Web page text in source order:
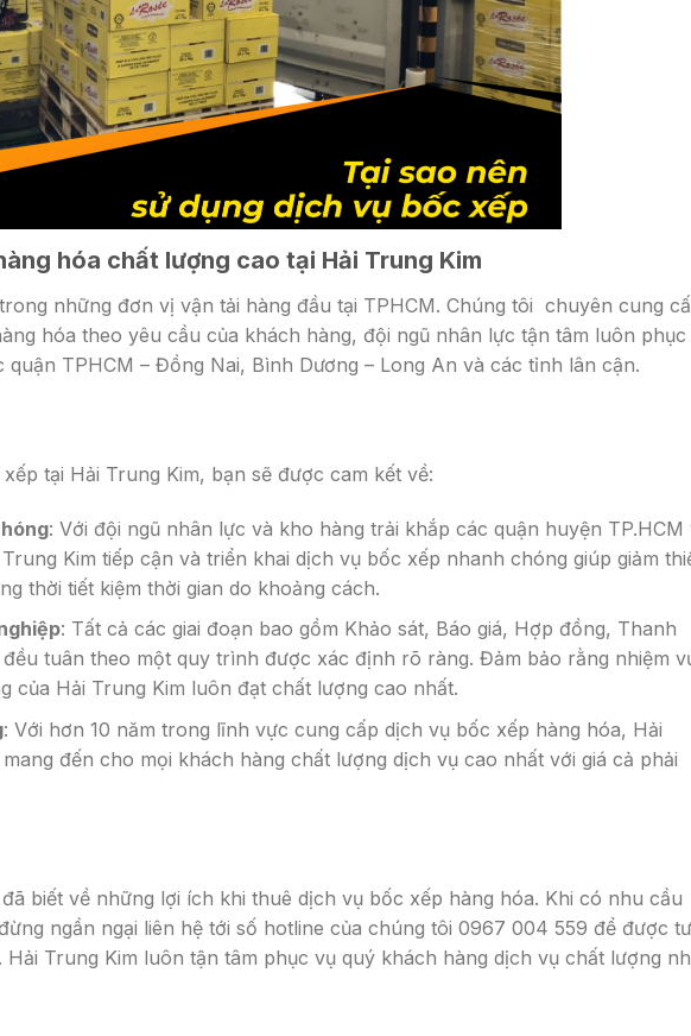
hóa chất lượng cao tại Hải Trung Kim
những đơn vị vận tải hàng đầu tại TPHCM. Chúng tôi chuyên cung
hóa theo yêu cầu của khách hàng, đội ngũ nhân lực tận tâm luôn phục
TPHCM – Đồng Nai, Bình Dương – Long An và các tỉnh lân cận.
tại Hải Trung Kim, bạn sẽ được cam kết về:
: Với đội ngũ nhân lực và kho hàng trải khắp các quận huyện TP.HCM
Kim tiếp cận và triển khai dịch vụ bốc xếp nhanh chóng giúp giảm
thời tiết kiệm thời gian do khoảng cách.
: Tất cả các giai đoạn bao gồm Khảo sát, Báo giá, Hợp đồng, Thanh
tuân theo một quy trình được xác định rõ ràng. Đảm bảo rằng nhiệm
của Hải Trung Kim luôn đạt chất lượng cao nhất.
: Với hơn 10 năm trong lĩnh vực cung cấp dịch vụ bốc xếp hàng hóa, Hải
đến cho mọi khách hàng chất lượng dịch vụ cao nhất với giá cả phải
biết về những lợi ích khi thuê dịch vụ bốc xếp hàng hóa. Khi có nhu cầu
ngần ngại liên hệ tới số hotline của chúng tôi 0967 004 559 để được tư
Hải Trung Kim luôn tận tâm phục vụ quý khách hàng dịch vụ chất lượng